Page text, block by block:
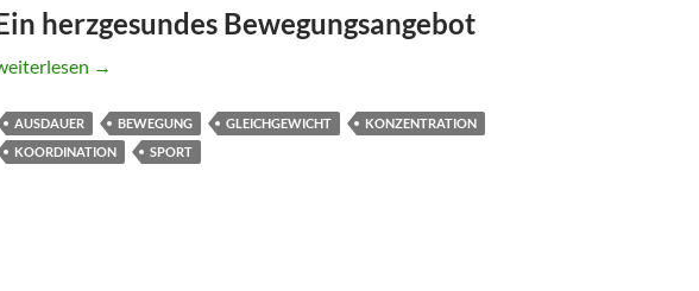
herzgesundes Bewegungsangebot
Hearts – Seilspringen macht Schule
→
AUSDAUER BEWEGUNG GLEICHGEWICHT
KONZENTRATION
KOORDINATION
SPORT